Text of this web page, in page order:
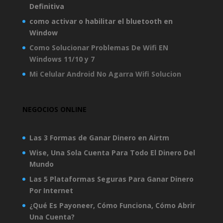
Definitiva
como activar o habilitar el bluetooth en
Window
Como Solucionar Problemas De Wifi EN
Windows 11/10 y 7
Mi Celular Android No Agarra Wifi Solucion
NEGOCIOS ONLINE
Las 3 Formas de Ganar Dinero en Airtm
Wise, Una Sola Cuenta Para Todo El Dinero Del
Mundo
Las 5 Plataformas Seguras Para Ganar Dinero
Por Internet
¿Qué Es Payoneer, Cómo Funciona, Cómo Abrir
Una Cuenta?